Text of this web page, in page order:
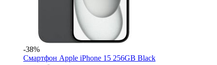
-38%
Смартфон Apple iPhone 15 256GB Black